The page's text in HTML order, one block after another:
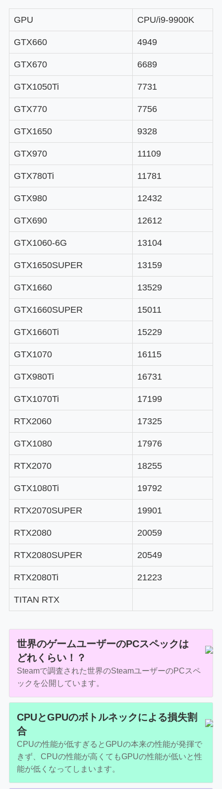
GPU CPU/i9-9900K
GTX660 4949
GTX670 6689
GTX1050Ti 7731
GTX770 7756
GTX1650 9328
GTX970 11109
GTX780Ti 11781
GTX980 12432
GTX690 12612
GTX1060-6G 13104
GTX1650SUPER 13159
GTX1660 13529
GTX1660SUPER 15011
GTX1660Ti 15229
GTX1070 16115
GTX980Ti 16731
GTX1070Ti 17199
RTX2060 17325
GTX1080 17976
RTX2070 18255
GTX1080Ti 19792
RTX2070SUPER 19901
RTX2080 20059
RTX2080SUPER 20549
RTX2080Ti 21223
TITAN RTX
世界のゲームユーザーのPCスペックは
どれくらい！？
Steamで調査された世界のSteamユーザーのPCスペ
ックを公開しています。
CPUとGPUのボトルネックによる損失割
合
CPUの性能が低すぎるとGPUの本来の性能が発揮で
きず、CPUの性能が高くてもGPUの性能が低いと性
能が低くなってしまいます。